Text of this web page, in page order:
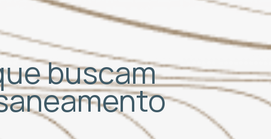
buscam